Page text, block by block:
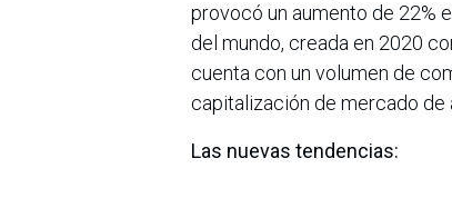
provocó un aumento de 22%
del mundo, creada en 2020
cuenta con un volumen de
capitalización de mercado
Las nuevas tendencias: